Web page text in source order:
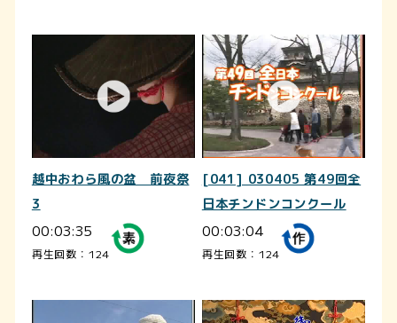
越中おわら風の盆 前夜祭
3
00:03:35
再生回数：124
[041] 030405 第49回全
日本チンドンコンクール
00:03:04
再生回数：124